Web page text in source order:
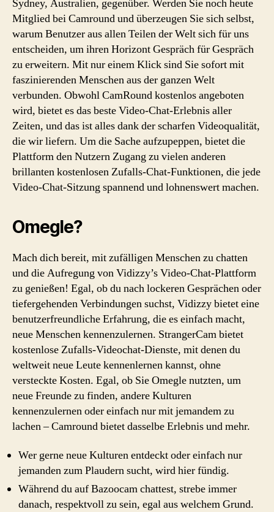
Sydney, Australien, gegenüber. Werden Sie noch heute
Mitglied bei Camround und überzeugen Sie sich selbst,
warum Benutzer aus allen Teilen der Welt sich für uns
entscheiden, um ihren Horizont Gespräch für Gespräch
zu erweitern. Mit nur einem Klick sind Sie sofort mit
faszinierenden Menschen aus der ganzen Welt
verbunden. Obwohl CamRound kostenlos angeboten
wird, bietet es das beste Video-Chat-Erlebnis aller
Zeiten, und das ist alles dank der scharfen Videoqualität,
die wir liefern. Um die Sache aufzupeppen, bietet die
Plattform den Nutzern Zugang zu vielen anderen
brillanten kostenlosen Zufalls-Chat-Funktionen, die jede
Video-Chat-Sitzung spannend und lohnenswert machen.
Omegle?
Mach dich bereit, mit zufälligen Menschen zu chatten
und die Aufregung von Vidizzy’s Video-Chat-Plattform
zu genießen! Egal, ob du nach lockeren Gesprächen oder
tiefergehenden Verbindungen suchst, Vidizzy bietet eine
benutzerfreundliche Erfahrung, die es einfach macht,
neue Menschen kennenzulernen. StrangerCam bietet
kostenlose Zufalls-Videochat-Dienste, mit denen du
weltweit neue Leute kennenlernen kannst, ohne
versteckte Kosten. Egal, ob Sie Omegle nutzten, um
neue Freunde zu finden, andere Kulturen
kennenzulernen oder einfach nur mit jemandem zu
lachen – Camround bietet dasselbe Erlebnis und mehr.
Wer gerne neue Kulturen entdeckt oder einfach nur
jemanden zum Plaudern sucht, wird hier fündig.
Während du auf Bazoocam chattest, strebe immer
danach, respektvoll zu sein, egal aus welchem Grund.